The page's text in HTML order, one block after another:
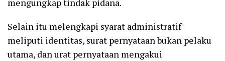
mengungkap tindak pidana.
Selain itu melengkapi syarat administratif
meliputi identitas, surat pernyataan bukan pelaku
utama, dan urat pernyataan mengakui